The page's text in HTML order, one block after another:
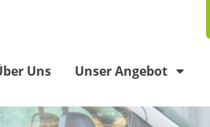
Uns Unser Angebot